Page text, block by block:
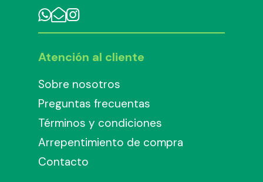
Atención al cliente
Sobre nosotros
Preguntas frecuentas
Términos y condiciones
Arrepentimiento de compra
Contacto